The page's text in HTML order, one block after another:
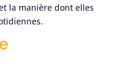
la manière dont elles